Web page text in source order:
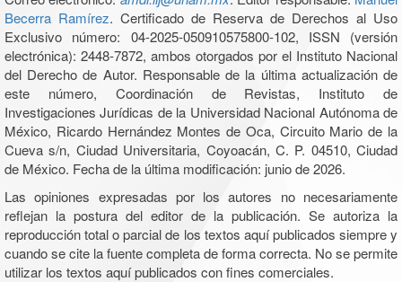
Becerra Ramírez. Certificado de Reserva de Derechos al Uso
Exclusivo número: 04-2025-050910575800-102, ISSN (versión
electrónica): 2448-7872, ambos otorgados por el Instituto Nacional
del Derecho de Autor. Responsable de la última actualización de
este número, Coordinación de Revistas, Instituto de
Investigaciones Jurídicas de la Universidad Nacional Autónoma de
México, Ricardo Hernández Montes de Oca, Circuito Mario de la
Cueva s/n, Ciudad Universitaria, Coyoacán, C. P. 04510, Ciudad
de México. Fecha de la última modificación: junio de 2026.
Las opiniones expresadas por los autores no necesariamente
reflejan la postura del editor de la publicación. Se autoriza la
reproducción total o parcial de los textos aquí publicados siempre y
cuando se cite la fuente completa de forma correcta. No se permite
utilizar los textos aquí publicados con fines comerciales.